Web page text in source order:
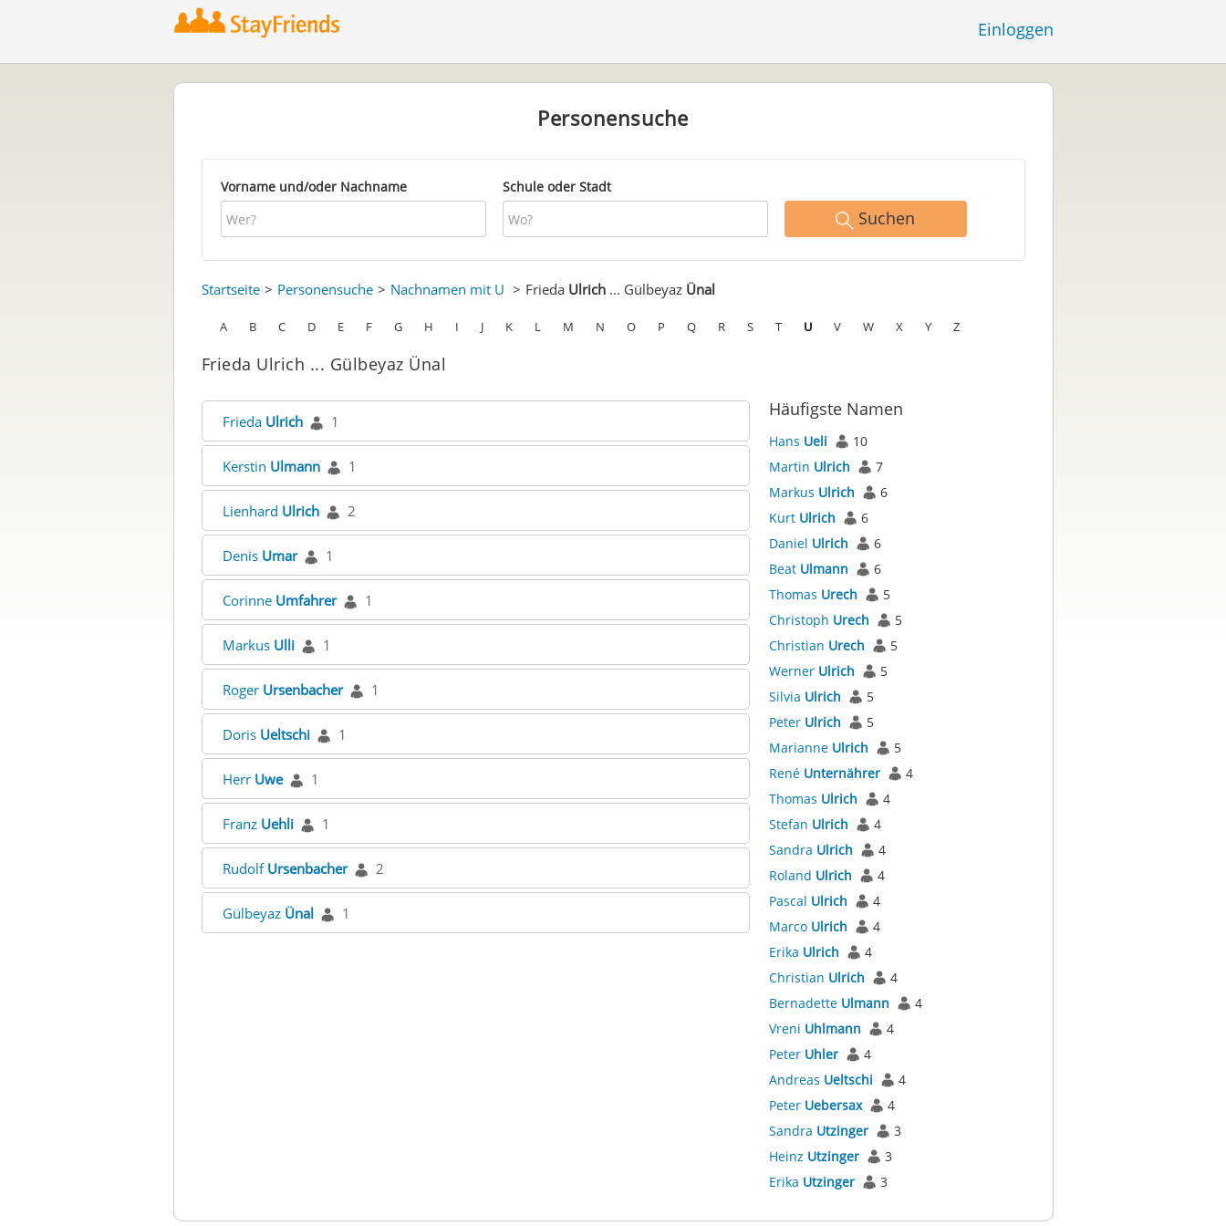
Einloggen
Personensuche
Vorname und/oder Nachname Schule oder Stadt
Suchen
Startseite Personensuche Nachnamen mit U Frieda Ulrich... Gülbeyaz Ünal
A B C D E F G H I J K L M N O P Q R S T U V W X Y Z
Frieda Ulrich ... Gülbeyaz Ünal
Frieda Ulrich 1
Kerstin Ulmann 1
Lienhard Ulrich 2
Denis Umar 1
Corinne Umfahrer 1
Markus Ulli 1
Roger Ursenbacher 1
Doris Ueltschi 1
Herr Uwe 1
Franz Uehli 1
Rudolf Ursenbacher 2
Gülbeyaz Ünal 1
Häufigste Namen
Hans Ueli
10
Martin Ulrich
7
Markus Ulrich
6
Kurt Ulrich
6
Daniel Ulrich
6
Beat Ulmann
6
Thomas Urech
5
Christoph Urech
5
Christian Urech
5
Werner Ulrich
5
Silvia Ulrich
5
Peter Ulrich
5
Marianne Ulrich
5
René Unternährer
4
Thomas Ulrich
4
Stefan Ulrich
4
Sandra Ulrich
4
Roland Ulrich
4
Pascal Ulrich
4
Marco Ulrich
4
Erika Ulrich
4
Christian Ulrich
4
Bernadette Ulmann
4
Vreni Uhlmann
4
Peter Uhler
4
Andreas Ueltschi
4
Peter Uebersax
4
Sandra Utzinger
3
Heinz Utzinger
3
Erika Utzinger 3